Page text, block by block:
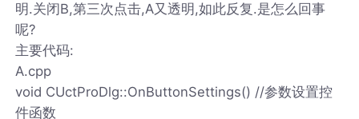
明.关闭B,第三次点击,A又透明,如此反复.是怎么回事
呢?
主要代码:
A.cpp
void CUctProDlg::OnButtonSettings() //参数设置控
件函数